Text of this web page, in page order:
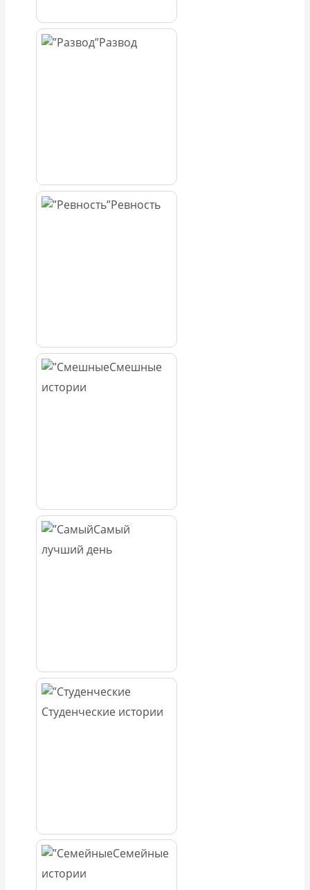
Развод
Ревность
Смешные
истории
Самый
лучший день
Студенческие истории
Семейные
истории